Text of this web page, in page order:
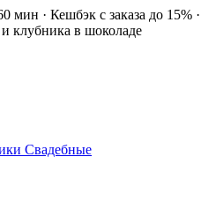
мин · Кешбэк с заказа до
клубника в шоколаде
Свадебные